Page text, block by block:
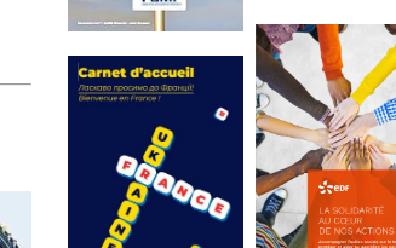
Statut de
l’élu local
Mise à jour avril
2024
FEUILLETER
La
prévention
des conflits
d’intérêts
18 septembre 2023
FEUILLETER